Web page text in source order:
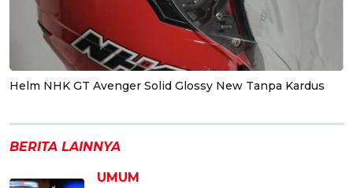
Helm NHK GT Avenger Solid Glossy New Tanpa Kardus
BERITA LAINNYA
UMUM